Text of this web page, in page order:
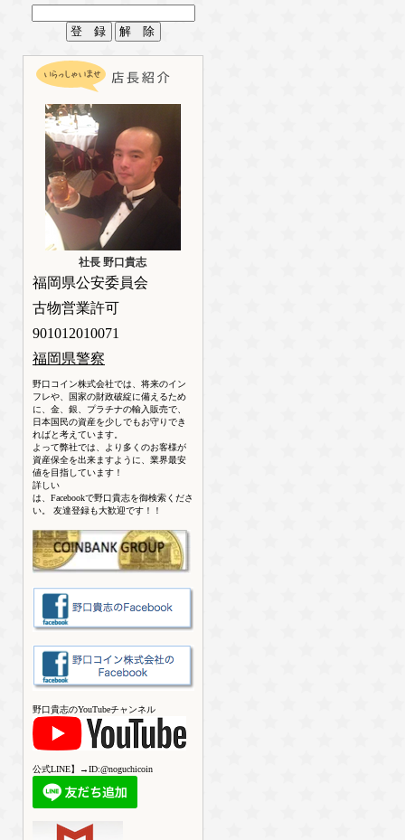
社長 野口貴志
福岡県公安委員会
古物営業許可
901012010071
福岡県警察
野口コイン株式会社では、将来のイン
フレや、国家の財政破綻に備えるため
に、金、銀、プラチナの輸入販売で、
日本国民の資産を少しでもお守りでき
ればと考えています。
よって弊社では、より多くのお客様が
資産保全を出来ますように、業界最安
値を目指しています！
詳しい
は、Facebookで野口貴志を御検索くださ
い。 友達登録も大歓迎です！！
野口貴志のYouTubeチャンネル
公式LINE】→ID:@noguchicoin